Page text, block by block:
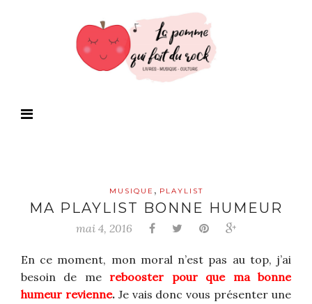
MUSIQUE , PLAYLIST
MA PLAYLIST BONNE HUMEUR
mai 4, 2016
En ce moment, mon moral n’est pas au top, j’ai
besoin de me rebooster pour que ma bonne
humeur revienne.Je vais donc vous présenter une